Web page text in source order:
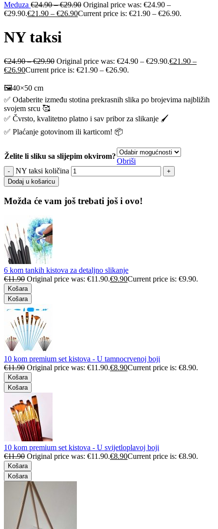
Meduza €24.90–€29.90 Original price was: €24.90 –
€29.90.€21.90 – €26.90Current price is: €21.90 – €26.90.
NY taksi
€24.90–€29.90 Original price was: €24.90 – €29.90.€21.90 –
€26.90Current price is: €21.90 – €26.90.
🖼️40×50 cm
✅ Odaberite između stotina prekrasnih slika po brojevima najbližih
svojem srcu 🥰
✅ Čvrsto, kvalitetno platno i sav pribor za slikanje 🖌️
✅ Plaćanje gotovinom ili karticom! 📦
Želite li sliku sa slijepim okvirom?
Obriši
NY taksi količina
Dodaj u košaricu
Možda će vam još trebati još i ovo!
6 kom tankih kistova za detaljno slikanje
€11.90 Original price was: €11.90.€9.90Current price is: €9.90.
Košara
Košara
10 kom premium set kistova - U tamnocrvenoj boji
€11.90 Original price was: €11.90.€8.90Current price is: €8.90.
Košara
Košara
10 kom premium set kistova - U svijetloplavoj boji
€11.90 Original price was: €11.90.€8.90Current price is: €8.90.
Košara
Košara